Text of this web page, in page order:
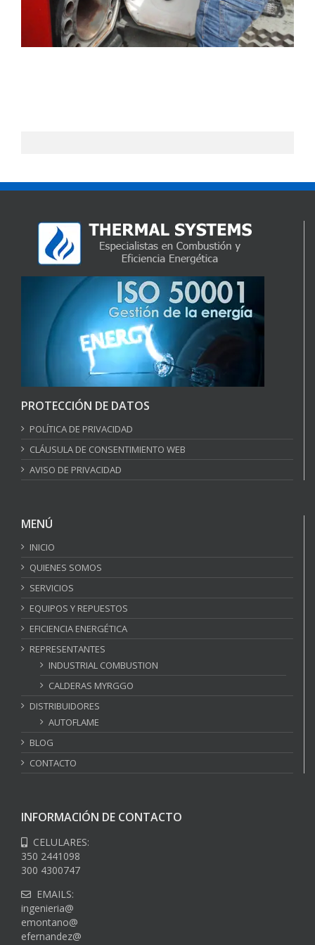
PROTECCIÓN DE DATOS
POLÍTICA DE PRIVACIDAD
CLÁUSULA DE CONSENTIMIENTO WEB
AVISO DE PRIVACIDAD
MENÚ
INICIO
QUIENES SOMOS
SERVICIOS
EQUIPOS Y REPUESTOS
EFICIENCIA ENERGÉTICA
REPRESENTANTES
INDUSTRIAL COMBUSTION
CALDERAS MYRGGO
DISTRIBUIDORES
AUTOFLAME
BLOG
CONTACTO
INFORMACIÓN DE CONTACTO
CELULARES:
350 2441098
300 4300747
EMAILS:
ingenieria@
emontano@
efernandez@